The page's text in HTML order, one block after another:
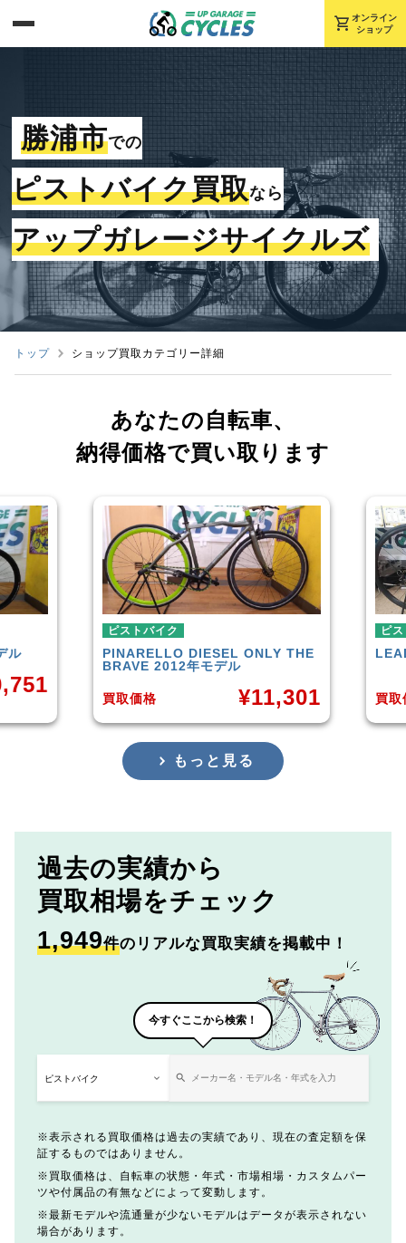
shopping_cart オンライン
ショップ
勝浦市での
ピストバイク買取なら
アップガレージサイクルズ
トップ ショップ買取カテゴリー詳細
あなたの自転車、
納得価格で買い取ります
PINARELLODIESEL ONLY THE
BRAVE 2012年モデル
11,301
LEADER
買取価格
もっと見る
過去の実績から
買取相場をチェック
1,949件のリアルな買取実績を掲載中！
今すぐここから検索！
表示される買取価格は過去の実績であり、現在の査定額を保
証するものではありません。
買取価格は、自転車の状態・年式・市場相場・カスタムパー
ツや付属品の有無などによって変動します。
最新モデルや流通量が少ないモデルはデータが表示されない
場合があります。